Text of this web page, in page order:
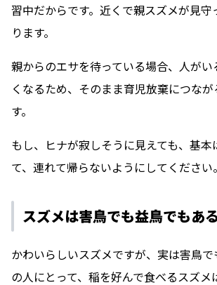
習中だからです。近くで親スズメが見守
ります。
親からのエサを待っている場合、人が
くなるため、そのまま育児放棄につな
す。
もし、ヒナが寂しそうに見えても、基本
て、連れて帰らないようにしてください。
スズメは害鳥でも益鳥でもある
かわいらしいスズメですが、実は害鳥
の人にとって、稲を好んで食べるスズメ